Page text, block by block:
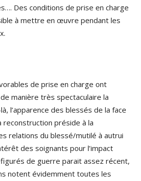
Des conditions de prise en charge
à mettre en œuvre pendant les
de prise en charge ont
manière très spectaculaire la
l’apparence des blessés de la face
reconstruction préside à la
relations du blessé/mutilé à autrui
des soignants pour l’impact
de guerre parait assez récent,
notent évidemment toutes les